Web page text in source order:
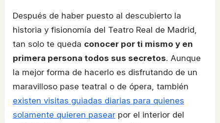
Después de haber puesto al descubierto la
historia y fisionomía del Teatro Real de Madrid,
tan solo te queda conocer por ti mismo y en
primera persona todos sus secretos. Aunque
la mejor forma de hacerlo es disfrutando de un
maravilloso pase teatral o de ópera, también
existen visitas guiadas diarias para quienes
solamente quieren pasear por el interior del